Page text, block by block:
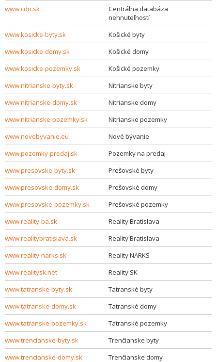
www.cdn.sk
Centrálna databáza
nehnuteľností
www.kosicke-byty.sk
Košické byty
www.kosicke-domy.sk
Košické domy
www.kosicke-pozemky.sk
Košické pozemky
www.nitrianske-byty.sk
Nitrianske byty
www.nitrianske-domy.sk
Nitrianske domy
www.nitrianske-pozemky.sk
Nitrianske pozemky
www.novebyvanie.eu
Nové bývanie
www.pozemky-predaj.sk
Pozemky na predaj
www.presovske-byty.sk
Prešovské byty
www.presovske-domy.sk
Prešovské domy
www.presovske-pozemky.sk
Prešovské pozemky
www.reality-ba.sk
Reality Bratislava
www.realitybratislava.sk
Reality Bratislava
www.reality-narks.sk
Reality NARKS
www.realitysk.net
Reality SK
www.tatranske-byty.sk
Tatranské byty
www.tatranske-domy.sk
Tatranské domy
www.tatranske-pozemky.sk
Tatranské pozemky
www.trencianske-byty.sk
Trenčianske byty
www.trencianske-domy.sk
Trenčianske domy